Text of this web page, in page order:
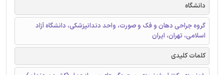
دانشگاه
گروه جراحی دهان و فک و صورت، واحد دندانپزشکی، دانشگاه آزاد
اسلامی، تهران، ایران
کلمات کلیدی